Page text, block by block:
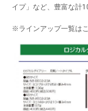
イプ」など、豊富な計
※ラインアップ一覧は